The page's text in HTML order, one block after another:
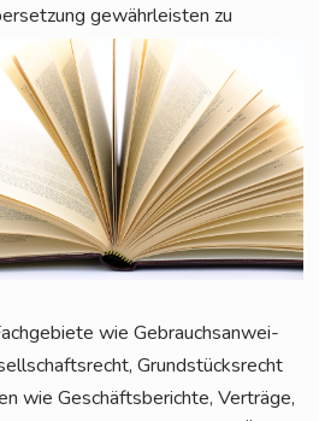
gewähr­leis­ten zu
wie Gebrauchs­an­wei­
Grund­stücks­recht
wie Geschäfts­be­rich­te, Ver­trä­ge,